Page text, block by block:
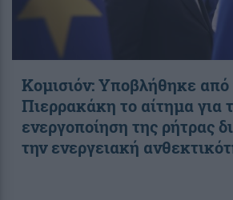
Κομισιόν: Υποβλήθηκε από
Πιερρακάκη το αίτημα για
ενεργοποίηση της ρήτρας
την ενεργειακή